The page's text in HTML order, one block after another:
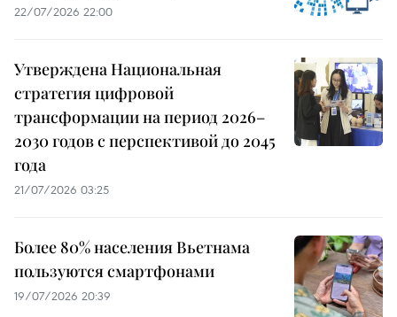
22/07/2026 22:00
Утверждена Национальная
стратегия цифровой
трансформации на период 2026–
2030 годов с перспективой до 2045
года
21/07/2026 03:25
Более 80% населения Вьетнама
пользуются смартфонами
19/07/2026 20:39